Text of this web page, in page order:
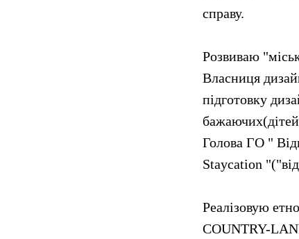
справу.
Розвиваю
Власниця
підготовку
Голова ГО "
Staycation
Реалізовую
COUNTRY-